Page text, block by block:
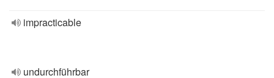
impracticable
undurchführbar